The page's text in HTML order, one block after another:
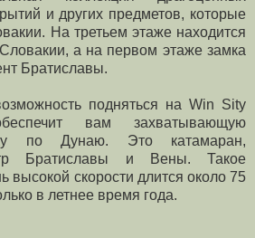
и других предметов, которые
На третьем этаже находится
а на первом этаже замка
Братиславы.
подняться на Win Sity
вам захватывающую
по Дунаю. Это катамаран,
Братиславы и Вены. Такое
высокой скорости длится около 75
в летнее время года.